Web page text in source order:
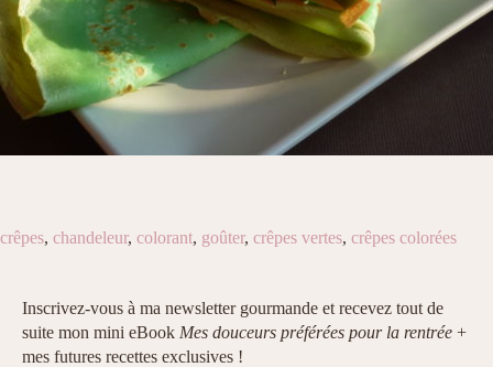
crêpes, chandeleur, colorant, goûter, crêpes vertes, crêpes colorées
Inscrivez-vous à ma newsletter gourmande et recevez tout de
suite mon mini eBook Mes douceurs préférées pour la rentrée +
mes futures recettes exclusives !